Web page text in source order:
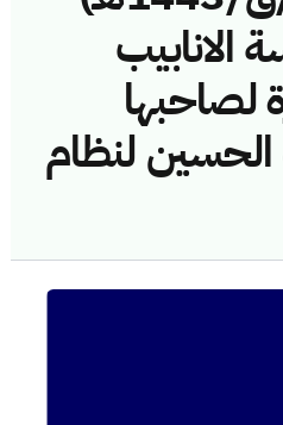
الانابيب
لصاحبها
لنظام